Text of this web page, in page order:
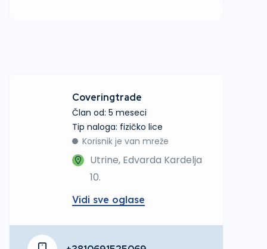
Coveringtrade
Član od: 5 meseci
tip naloga: fizičko lice
Korisnik je van mreže
Utrine, Edvarda Kardelja
10.
Vidi sve oglase